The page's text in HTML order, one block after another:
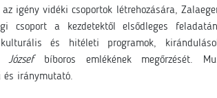
igény vidéki csoportok létrehozására,
csoport a kezdetektől elsődleges
és hitéleti programok,
József bíboros emlékének megőrzését.
és iránymutató.